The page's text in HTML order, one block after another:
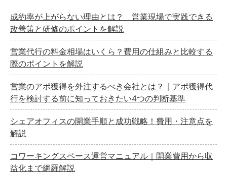
成約率が上がらない理由とは？ 営業現場で実践できる
改善策と研修のポイントを解説
営業代行の料金相場はいくら？費用の仕組みと比較する
際のポイントを解説
営業のアポ獲得を外注するべき会社とは？｜アポ獲得代
行を検討する前に知っておきたい4つの判断基準
シェアオフィスの開業手順と成功戦略！費用・注意点を
解説
コワーキングスペース運営マニュアル｜開業費用から収
益化まで網羅解説